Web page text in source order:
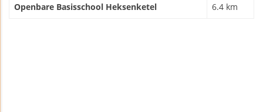
Openbare Basisschool Heksenketel 6.4 km